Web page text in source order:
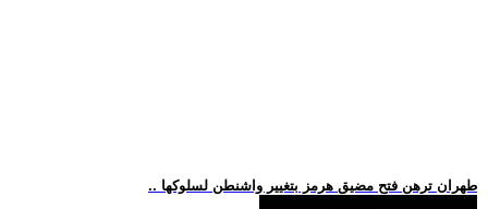
.. طهران ترهن فتح مضيق هرمز بتغيير واشنطن لسلوكها